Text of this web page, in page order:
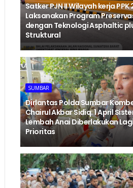
‎Satker PJN II Wilayah kerja
Laksanakan Program
dengan Teknologi Asphaltic
Struktural ‎
SUMBAR
Dirlantas Polda Sumbar
Chairul Akbar Sidiq: 1 April
Lembah Anai Diberlakukan
Prioritas